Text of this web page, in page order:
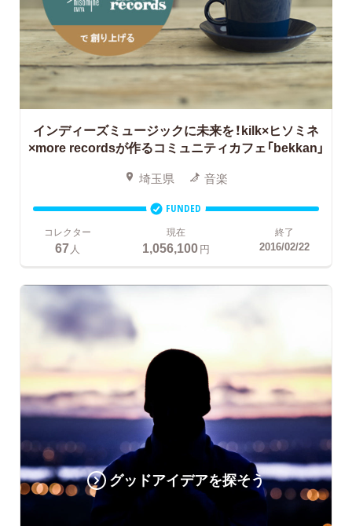
インディーズミュージックに未来を！kilk×ヒソミネ
×more recordsが作るコミュニティカフェ「bekkan」
埼玉県 音楽
FUNDED
コレクター
67 人
現在
1,056,100円
終了
2016/02/22
グッドアイデアを探そう